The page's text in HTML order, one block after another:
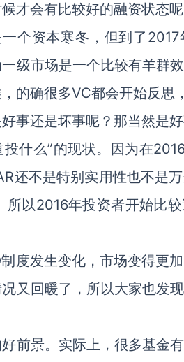
才会有比较好的融资状态呢
个资本寒冬，但到了
级市场是一个比较有羊群
的确很多VC都会开始反思
事还是坏事呢？那当然是好
什么”的现状。因为在
还不是特别实用性也不是
以2016年投资者开始比
度发生变化，市场变得更
又回暖了，所以大家也发
前景。实际上，很多基金